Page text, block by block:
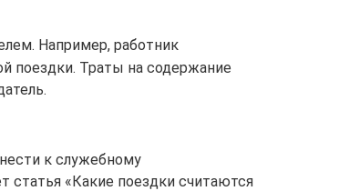
Например, работник
поездки. Траты на содержание
к служебному
статья «Какие поездки считаются